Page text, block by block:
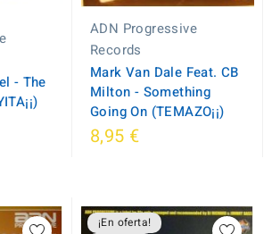
- The
ADN Progressive
Records
Mark Van Dale Feat. CB
Milton - Something
Going On (TEMAZO¡¡)
8,95 €
¡En oferta!